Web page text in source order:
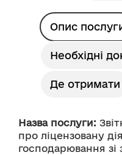
Опис
Необхідні
Де отримати
Назва послуги:
про ліцензовану
господарювання зі